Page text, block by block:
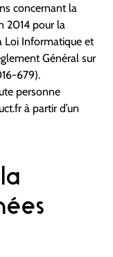
concernant la
2014 pour la
Loi Informatique et
Général sur
679).
personne
à partir d’un